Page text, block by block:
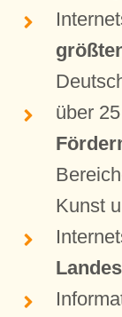
über 25
Kunst